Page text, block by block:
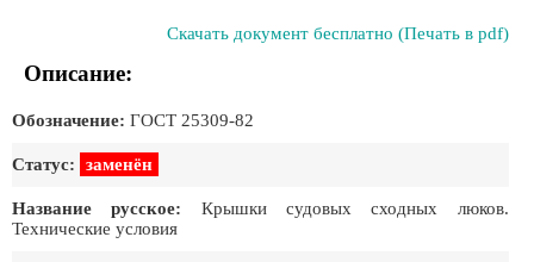
Скачать документ бесплатно (Печать в pdf)
Описание:
Обозначение: ГОСТ 25309-82
Статус: заменён
Название русское: Крышки судовых сходных люков.
Технические условия